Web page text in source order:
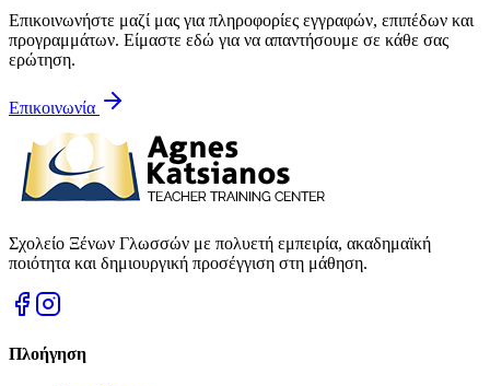
Επικοινωνήστε μαζί μας για πληροφορίες εγγραφών, επιπέδων και
προγραμμάτων. Είμαστε εδώ για να απαντήσουμε σε κάθε σας
ερώτηση.
Επικοινωνία
Σχολείο Ξένων Γλωσσών με πολυετή εμπειρία, ακαδημαϊκή
ποιότητα και δημιουργική προσέγγιση στη μάθηση.
Πλοήγηση